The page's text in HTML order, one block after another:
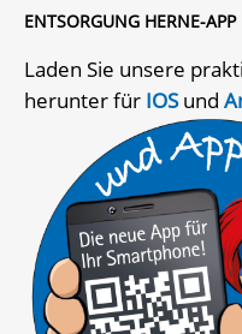
ENTSORGUNG HERNE-APP
Laden Sie unsere
herunter für IOSund